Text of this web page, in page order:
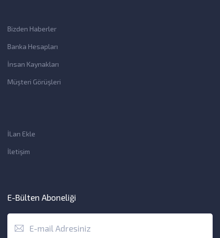
Bizden Haberler
Banka Hesapları
İnsan Kaynakları
Müşteri Görüşleri
İLan Ekle
İletişim
E-Bülten Aboneliği